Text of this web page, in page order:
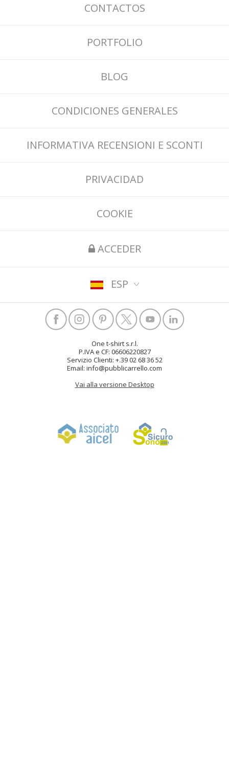
CONTACTOS
PORTFOLIO
BLOG
CONDICIONES GENERALES
INFORMATIVA RECENSIONI E SCONTI
PRIVACIDAD
COOKIE
ACCEDER
ESP
One t-shirt s.r.l.
P.IVA e CF: 06606220827
Servizio Clienti: +.39 02 68 36 52
Email: info@pubblicarrello.com
Vai alla versione Desktop